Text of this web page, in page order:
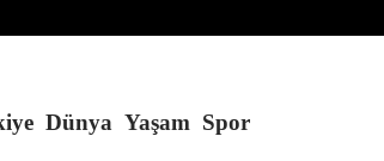
Dünya Yaşam Spor